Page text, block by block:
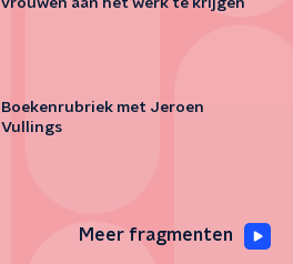
vrouwen aan het werk te krijgen
Boekenrubriek met Jeroen
Vullings
Meer fragmenten